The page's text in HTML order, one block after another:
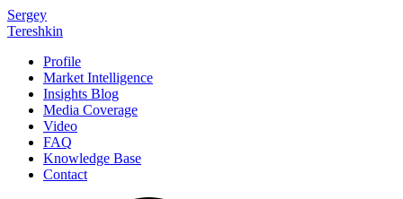
Sergey
Tereshkin
Profile
Market Intelligence
Insights Blog
Media Coverage
Video
FAQ
Knowledge Base
Contact